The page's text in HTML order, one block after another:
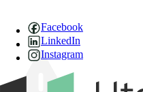
Facebook
LinkedIn
Instagram